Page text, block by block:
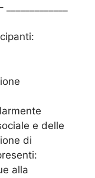
e delle
di
alla